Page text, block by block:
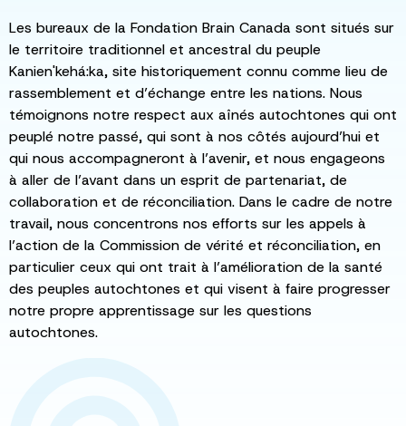
Les bureaux de la Fondation Brain Canada sont situés sur
le territoire traditionnel et ancestral du peuple
Kanien'kehá:ka, site historiquement connu comme lieu de
rassemblement et d’échange entre les nations. Nous
témoignons notre respect aux aînés autochtones qui ont
peuplé notre passé, qui sont à nos côtés aujourd’hui et
qui nous accompagneront à l’avenir, et nous engageons
à aller de l’avant dans un esprit de partenariat, de
collaboration et de réconciliation. Dans le cadre de notre
travail, nous concentrons nos efforts sur les appels à
l’action de la Commission de vérité et réconciliation, en
particulier ceux qui ont trait à l’amélioration de la santé
des peuples autochtones et qui visent à faire progresser
notre propre apprentissage sur les questions
autochtones.